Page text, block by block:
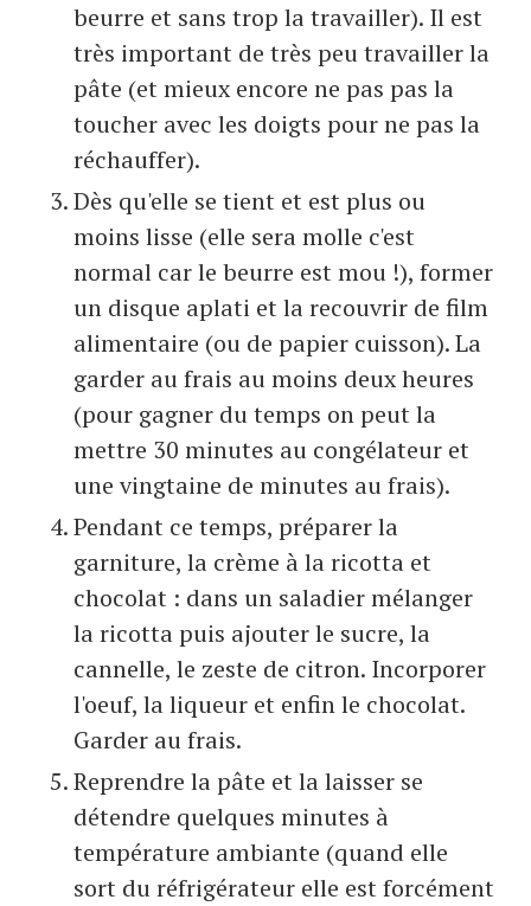
beurre et sans trop la travailler). Il est
très important de très peu travailler la
pâte (et mieux encore ne pas pas la
toucher avec les doigts pour ne pas la
réchauffer).
Dès qu'elle se tient et est plus ou
moins lisse (elle sera molle c'est
normal car le beurre est mou !), former
un disque aplati et la recouvrir de film
alimentaire (ou de papier cuisson). La
garder au frais au moins deux heures
(pour gagner du temps on peut la
mettre 30 minutes au congélateur et
une vingtaine de minutes au frais).
Pendant ce temps, préparer la
garniture, la crème à la ricotta et
chocolat : dans un saladier mélanger
la ricotta puis ajouter le sucre, la
cannelle, le zeste de citron. Incorporer
l'oeuf, la liqueur et enfin le chocolat.
Garder au frais.
Reprendre la pâte et la laisser se
détendre quelques minutes à
température ambiante (quand elle
sort du réfrigérateur elle est forcément